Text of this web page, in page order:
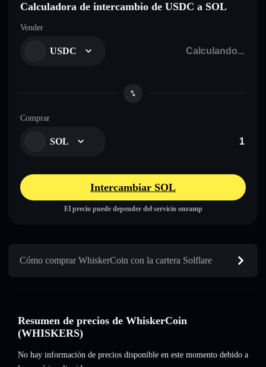
Calculadora de intercambio de USDC a SOL
Vender
USDC
Comprar
SOL
Intercambiar SOL
El precio puede depender del servicio onramp
Cómo comprar WhiskerCoin con la cartera Solflare
Resumen de precios de WhiskerCoin
(WHISKERS)
No hay información de precios disponible en este momento debido a